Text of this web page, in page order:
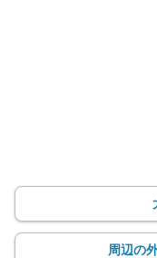
周辺の